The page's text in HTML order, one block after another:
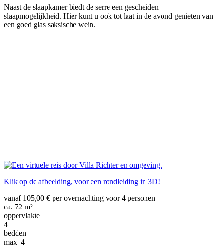
Naast de slaapkamer biedt de serre een gescheiden
slaapmogelijkheid. Hier kunt u ook tot laat in de avond genieten van
een goed glas saksische wein.
Klik op de afbeelding, voor een rondleiding in 3D!
vanaf 105,00 € per overnachting voor 4 personen
ca. 72 m²
oppervlakte
4
bedden
max. 4